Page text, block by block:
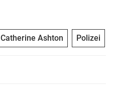
Catherine Ashton Polizei